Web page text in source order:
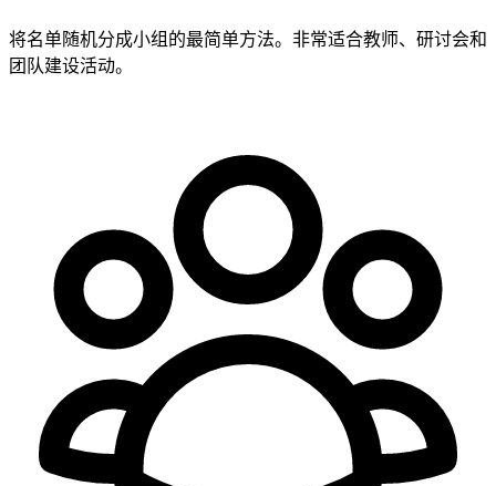
将名单随机分成小组的最简单方法。非常适合教师、研讨会和
团队建设活动。